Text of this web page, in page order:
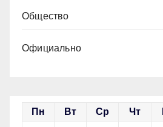
Общество
Официально
Пн Вт Ср Чт